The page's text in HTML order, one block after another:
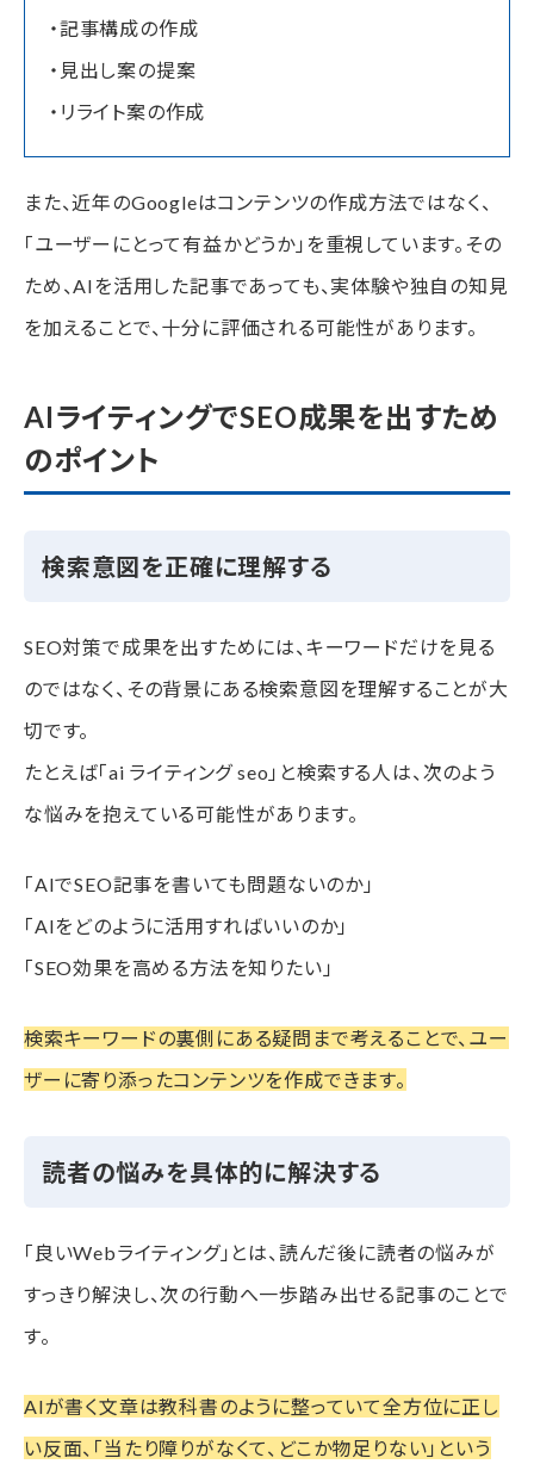
・記事構成の作成
・見出し案の提案
・リライト案の作成
また、近年のGoogleはコンテンツの作成方法ではなく、
「ユーザーにとって有益かどうか」を重視しています。その
ため、AIを活用した記事であっても、実体験や独自の知見
を加えることで、十分に評価される可能性があります。
AIライティングでSEO成果を出すため
のポイント
検索意図を正確に理解する
SEO対策で成果を出すためには、キーワードだけを見る
のではなく、その背景にある検索意図を理解することが大
切です。
たとえば「ai ライティング seo」と検索する人は、次のよう
な悩みを抱えている可能性があります。
「AIでSEO記事を書いても問題ないのか」
「AIをどのように活用すればいいのか」
「SEO効果を高める方法を知りたい」
検索キーワードの裏側にある疑問まで考えることで、ユー
ザーに寄り添ったコンテンツを作成できます。
読者の悩みを具体的に解決する
「良いWebライティング」とは、読んだ後に読者の悩みが
すっきり解決し、次の行動へ一歩踏み出せる記事のことで
す。
AIが書く文章は教科書のように整っていて全方位に正し
い反面、「当たり障りがなくて、どこか物足りない」という